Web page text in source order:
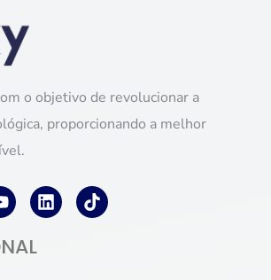
o objetivo de revolucionar a
proporcionando a melhor